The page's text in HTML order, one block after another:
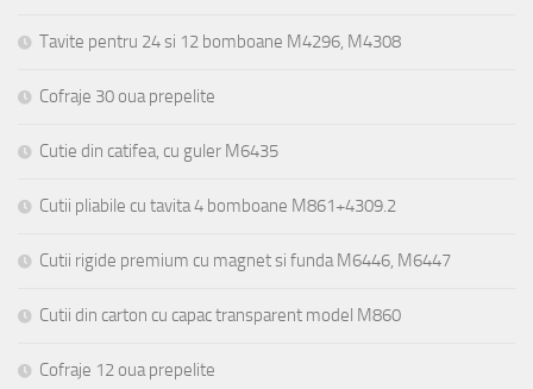
Tavite pentru 24 si 12 bomboane M4296, M4308
Cofraje 30 oua prepelite
Cutie din catifea, cu guler M6435
Cutii pliabile cu tavita 4 bomboane M861+4309.2
Cutii rigide premium cu magnet si funda M6446, M6447
Cutii din carton cu capac transparent model M860
Cofraje 12 oua prepelite